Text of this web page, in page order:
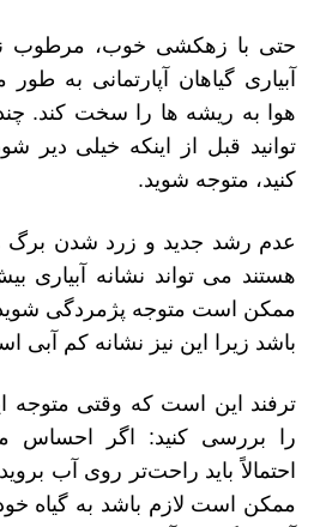
حتی با زهکشی خوب، مرطوب
آبیاری گیاهان آپارتمانی به
هوا به ریشه ها را سخت کند.
توانید قبل از اینکه خیلی دیر
کنید، متوجه شوید.
عدم رشد جدید و زرد شدن برگ
هستند می تواند نشانه آبیاری
ممکن است متوجه پژمردگی شوید
باشد زیرا این نیز نشانه کم آبی
ترفند این است که وقتی
را بررسی کنید: اگر احساس
احتمالاً باید راحت‌تر روی آب
ممکن است لازم باشد به گیاه